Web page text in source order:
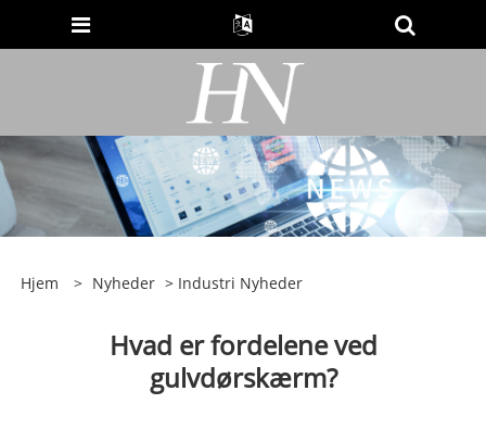
Hjem > Nyheder > Industri Nyheder
Hvad er fordelene ved
gulvdørskærm?